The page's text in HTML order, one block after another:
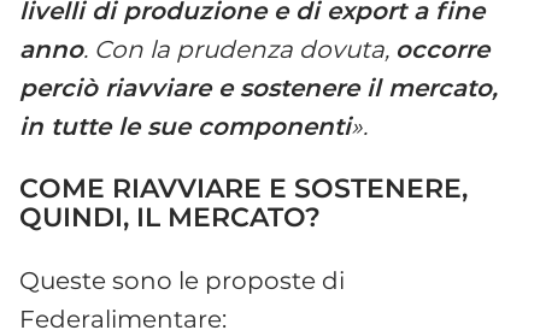
livelli di produzione e di export a fine
anno. Con la prudenza dovuta, occorre
perciò riavviare e sostenere il mercato,
in tutte le sue componenti».
COME RIAVVIARE E SOSTENERE,
QUINDI, IL MERCATO?
Queste sono le proposte di
Federalimentare: